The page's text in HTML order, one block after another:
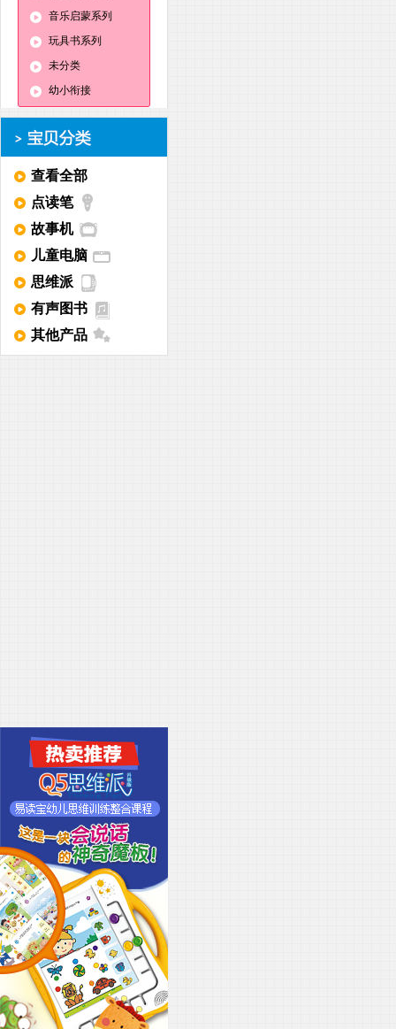
音乐启蒙系列
玩具书系列
未分类
幼小衔接
查看全部
点读笔
故事机
儿童电脑
思维派
有声图书
其他产品